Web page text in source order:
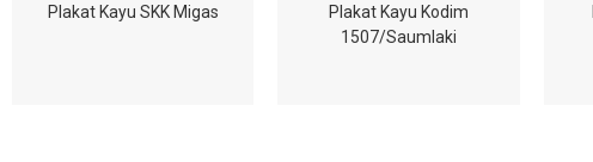
Plakat Kayu SKK Migas
Plakat Kayu Kodim
1507/Saumlaki